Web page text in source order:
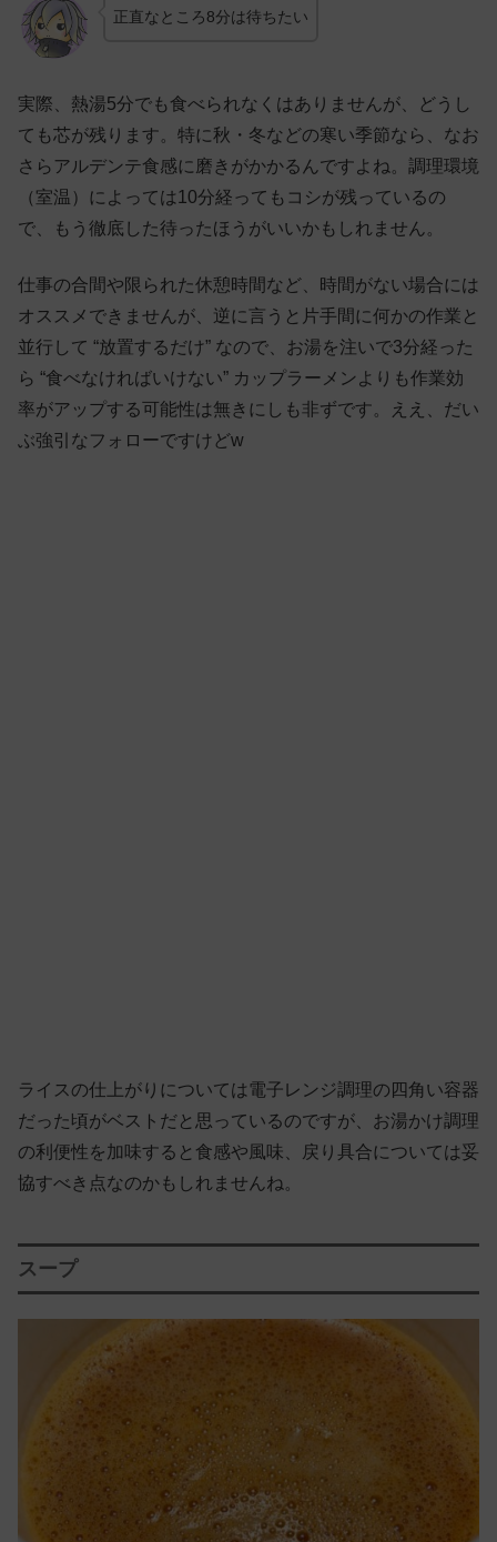
正直なところ8分は待ちたい
実際、熱湯5分でも食べられなくはありませんが、どうし
ても芯が残ります。特に秋・冬などの寒い季節なら、なお
さらアルデンテ食感に磨きがかかるんですよね。調理環境
（室温）によっては10分経ってもコシが残っているの
で、もう徹底した待ったほうがいいかもしれません。
仕事の合間や限られた休憩時間など、時間がない場合には
オススメできませんが、逆に言うと片手間に何かの作業と
並行して “放置するだけ” なので、お湯を注いで3分経った
ら “食べなければいけない” カップラーメンよりも作業効
率がアップする可能性は無きにしも非ずです。ええ、だい
ぶ強引なフォローですけどw
ライスの仕上がりについては電子レンジ調理の四角い容器
だった頃がベストだと思っているのですが、お湯かけ調理
の利便性を加味すると食感や風味、戻り具合については妥
協すべき点なのかもしれませんね。
スープ